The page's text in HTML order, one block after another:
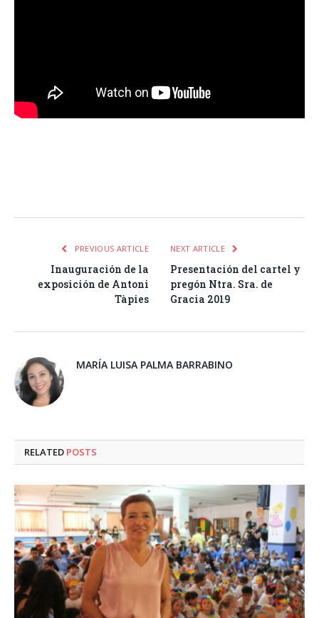
PREVIOUS ARTICLE
Inauguración de la
exposición de Antoni
Tàpies
NEXT ARTICLE
Presentación del cartel y
pregón Ntra. Sra. de
Gracia 2019
MARÍA LUISA PALMA BARRABINO
RELATED POSTS